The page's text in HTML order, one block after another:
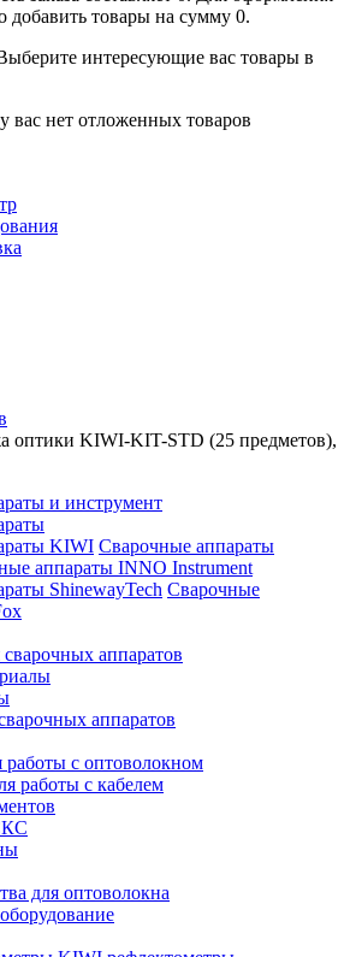
добавить товары на сумму 0.
интересующие вас товары в
вас нет отложенных товаров
оптики KIWI-KIT-STD (25 предметов),
и инструмент
KIWI Сварочные аппараты
аппараты INNO Instrument
ShinewayTech Cварочные
аппаратов
аппаратов
работы с оптоволокном
работы с кабелем
для оптоволокна